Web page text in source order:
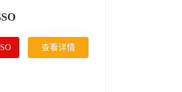
查看详情